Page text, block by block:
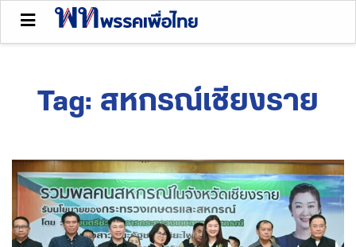
Tag: สหกรณ์เชียงราย